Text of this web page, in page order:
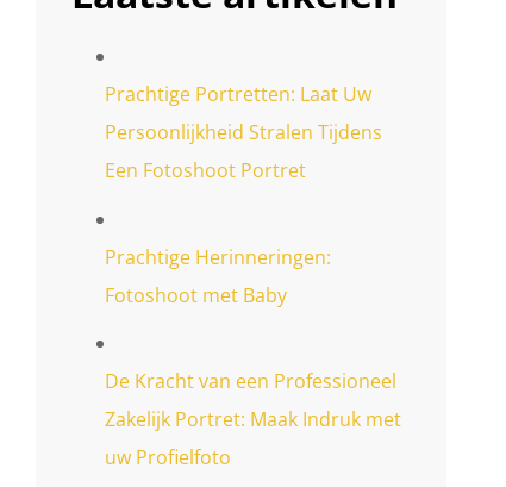
Prachtige Portretten: Laat Uw
Persoonlijkheid Stralen Tijdens
Een Fotoshoot Portret
Prachtige Herinneringen:
Fotoshoot met Baby
De Kracht van een Professioneel
Zakelijk Portret: Maak Indruk met
uw Profielfoto